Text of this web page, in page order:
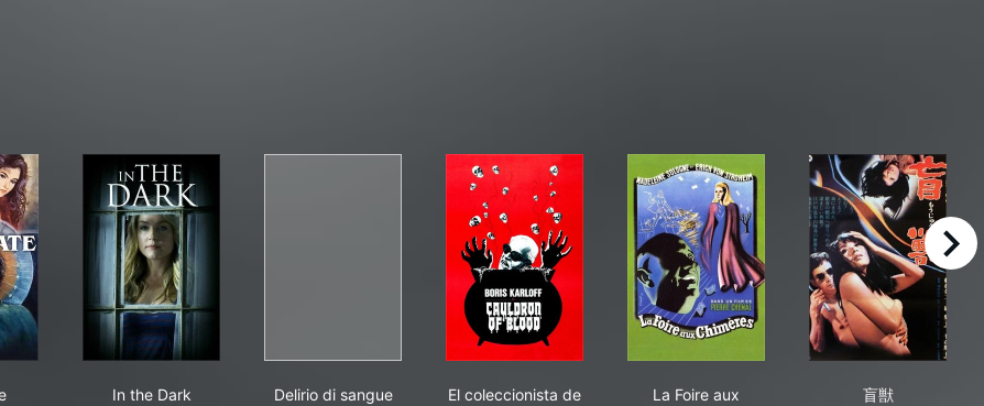
In the Dark
Delirio di sangue
El coleccionista de
La Foire aux
盲獣
right